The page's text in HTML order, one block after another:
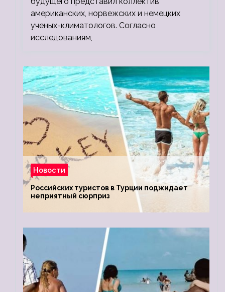
американских, норвежских и немецких
ученых-климатологов. Согласно
исследованиям,
Новости
Российских туристов в Турции поджидает
неприятный сюрприз